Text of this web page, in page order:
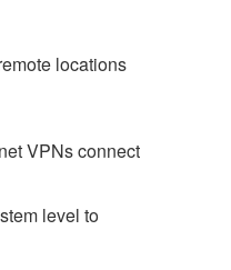
locations
VPNs connect
level to